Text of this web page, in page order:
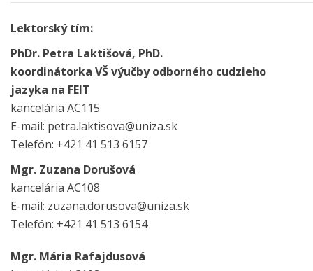
Lektorský tím:
PhDr. Petra Laktišová, PhD.
koordinátorka VŠ výučby odborného cudzieho
jazyka na FEIT
kancelária AC115
E-mail: petra.laktisova@uniza.sk
Telefón: +421 41 513 6157
Mgr. Zuzana Dorušová
kancelária AC108
E-mail: zuzana.dorusova@uniza.sk
Telefón: +421 41 513 6154
Mgr. Mária Rafajdusová